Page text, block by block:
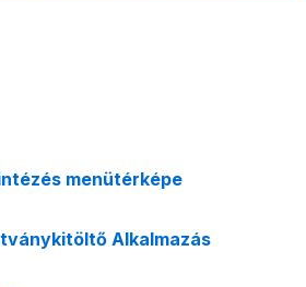
menütérképe
Alkalmazás